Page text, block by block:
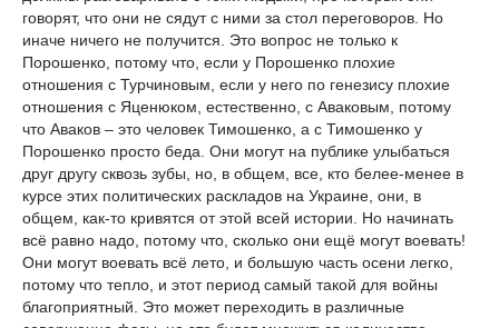
говорят, что они не сядут с ними за стол переговоров. Но
иначе ничего не получится. Это вопрос не только к
Порошенко, потому что, если у Порошенко плохие
отношения с Турчиновым, если у него по генезису плохие
отношения с Яценюком, естественно, с Аваковым, потому
что Аваков – это человек Тимошенко, а с Тимошенко у
Порошенко просто беда. Они могут на публике улыбаться
друг другу сквозь зубы, но, в общем, все, кто белее-менее в
курсе этих политических раскладов на Украине, они, в
общем, как-то кривятся от этой всей истории. Но начинать
всё равно надо, потому что, сколько они ещё могут воевать!
Они могут воевать всё лето, и большую часть осени легко,
потому что тепло, и этот период самый такой для войны
благоприятный. Это может переходить в различные